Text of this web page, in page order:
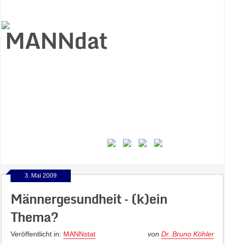
3. Mai 2009
Männergesundheit – (k)ein
Thema?
Veröffentlicht in: MANNstat vonDr. Bruno Köhler